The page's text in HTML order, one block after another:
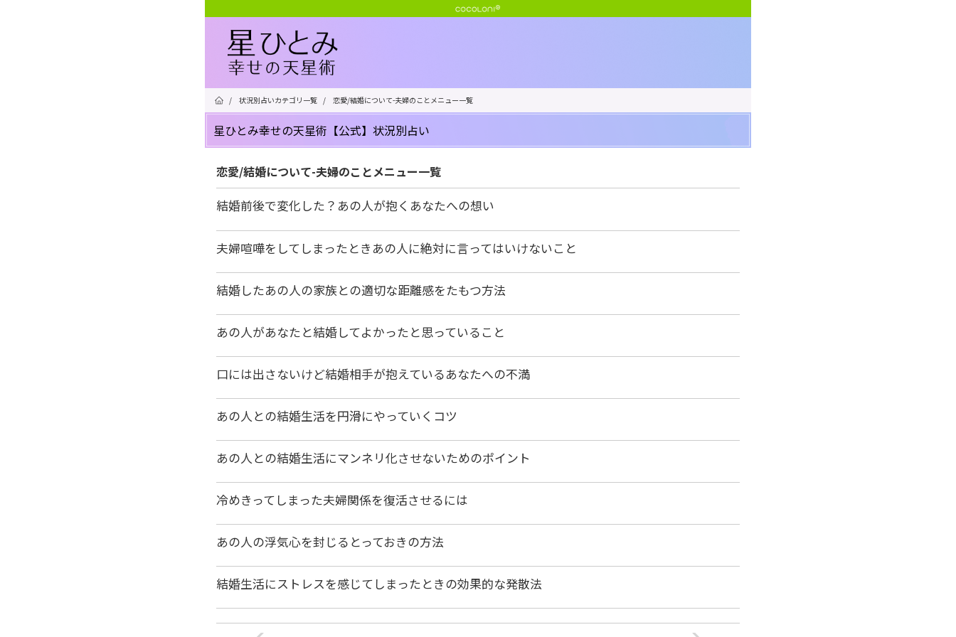
/ 状況別占いカテゴリ一覧 / 恋愛/結婚について-夫婦のことメニュー一覧
星ひとみ幸せの天星術【公式】状況別占い
恋愛/結婚について-夫婦のことメニュー一覧
結婚前後で変化した？あの人が抱くあなたへの想い
夫婦喧嘩をしてしまったときあの人に絶対に言ってはいけないこと
結婚したあの人の家族との適切な距離感をたもつ方法
あの人があなたと結婚してよかったと思っていること
口には出さないけど結婚相手が抱えているあなたへの不満
あの人との結婚生活を円滑にやっていくコツ
あの人との結婚生活にマンネリ化させないためのポイント
冷めきってしまった夫婦関係を復活させるには
あの人の浮気心を封じるとっておきの方法
結婚生活にストレスを感じてしまったときの効果的な発散法